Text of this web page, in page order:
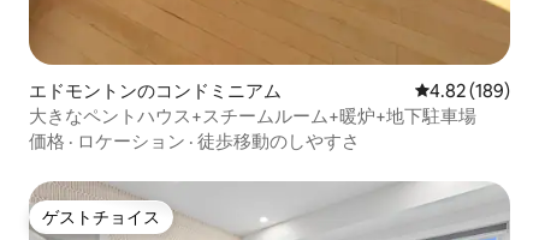
エドモントンのコンドミニアム レビュー189
4.82 (189)
大きなペントハウス+スチームルーム+暖炉+地下駐車場
価格 · ロケーション · 徒歩移動のしやすさ
ゲストチョイス
ゲストチョイス